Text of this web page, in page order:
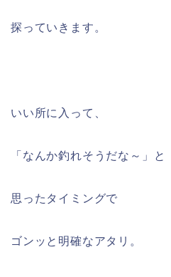
探っていきます。
いい所に入って、
「なんか釣れそうだな～」と
思ったタイミングで
ゴンッと明確なアタリ。